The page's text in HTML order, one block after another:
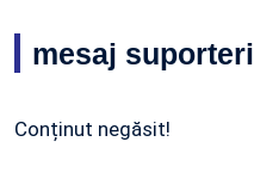
mesaj suporteri
Conținut negăsit!